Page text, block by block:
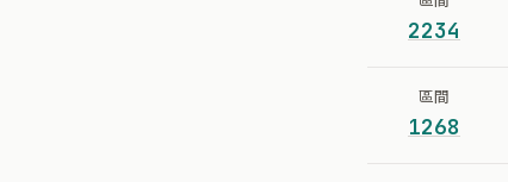
2234
區間
1268